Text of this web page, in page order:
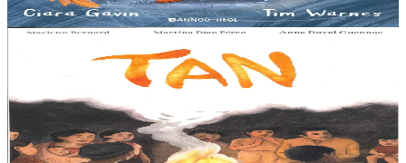
Er stok13,00 €
8 vloaz hag ouzhpenn
E penn uhelañ an torgennoù glas, lec'h ma vez goloet ar menezioù
gant latar ar beurevezhioù disafar, eo kludet ar gêriadennig vaya
anvet Sakamch'en. En tu all...